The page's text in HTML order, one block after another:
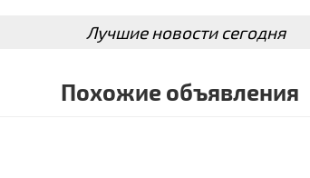
Лучшие новости сегодня
Похожие объявления